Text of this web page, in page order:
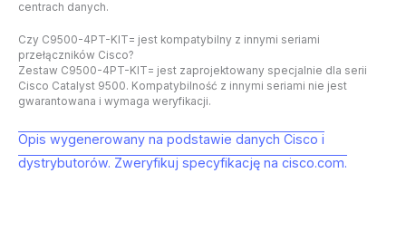
centrach danych.
Czy C9500-4PT-KIT= jest kompatybilny z innymi seriami
przełączników Cisco?
Zestaw C9500-4PT-KIT= jest zaprojektowany specjalnie dla serii
Cisco Catalyst 9500. Kompatybilność z innymi seriami nie jest
gwarantowana i wymaga weryfikacji.
Opis wygenerowany na podstawie danych Cisco i
dystrybutorów. Zweryfikuj specyfikację na cisco.com.